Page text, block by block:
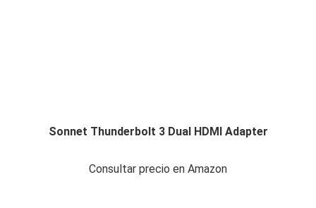
Sonnet Thunderbolt 3 Dual HDMI Adapter
Consultar precio en Amazon